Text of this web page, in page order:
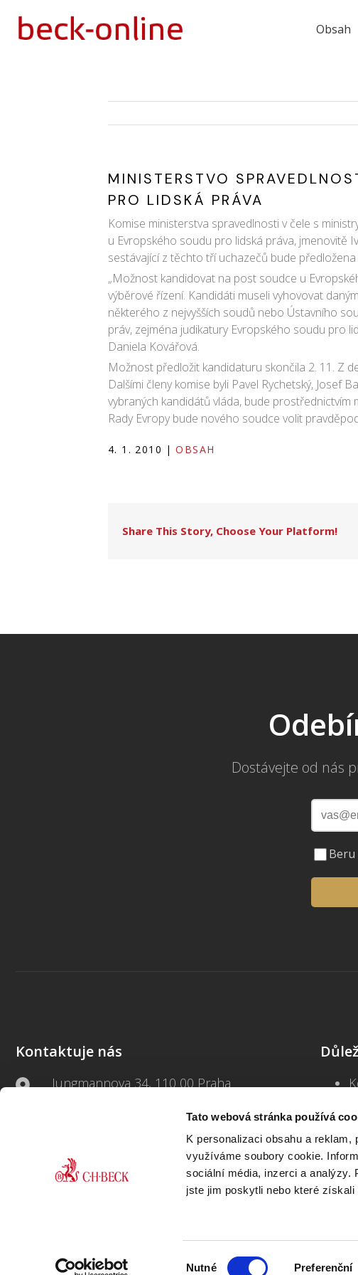
Tato webová stránka používá
K personalizaci obsahu a
využíváme soubory cookie.
sociální média, inzerci a analýzy.
jste jim poskytli nebo které
Nutné Preferenční
Obsah
MINISTERSTVO
PRO LIDSKÁ PRÁVA
Komise ministerstva spravedlnosti v čele s
u Evropského soudu pro lidská práva, jmenovitě
sestávající z těchto tří uchazečů bude
„Možnost kandidovat na post soudce u
výběrové řízení. Kandidáti museli vyhovovat
některého z nejvyšších soudů nebo Ústavního
práv, zejména judikatury Evropského soudu pro
Daniela Kovářová.
Možnost předložit kandidaturu skončila 2. 11. Z
Dalšími členy komise byli Pavel Rychetský, Josef
vybraných kandidátů vláda, bude
Rady Evropy bude nového soudce volit
4. 1. 2010 | OBSAH
Share This Story, Choose Your Platform!
Dostávejte od nás
Beru
Kontaktuje nás
Jungmannova 34, 110 00 Praha
beck-online@beck.cz